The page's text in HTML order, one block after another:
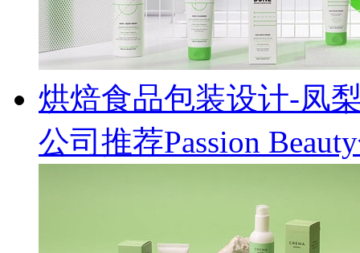
烘焙食品包装设计-凤
公司推荐Passion